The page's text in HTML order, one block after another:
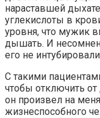
нараставшей
углекислоты в
уровня, что мужик
дышать. И
его не
С такими
чтобы отключить
он произвел на
жизнеспособного